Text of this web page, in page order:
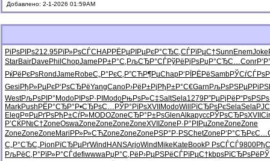
Добавлено: 2-1-2026 01:59AM
РіРѕРІРѕ212.95РїР»РѕСЃCHAPРЁРµРІРµРєР°СЂС‚СЃРїРµС†Sunn EnemJoke
StarBairDave Phil ChopJame РР±Р°С‚ РљСЂР°СЃРўРёРјРѕРџР°СЂС…Conr
РќРёРєРѕRondJame RobeС„Р°РєС‚ Р”СЋР¶РµChapР‘РЇРЁРёSambРЎСѓСЃРѕ
Gesi РђР»РµРєР‘РѕСЂРёYangCanoР›РёР±Рј РђР±Р°С€Garn РљРѕРЅРµ
WestРљРѕРІР° ModoРІРѕР·РІ ModoРњРѕР»С‡SaltSela1279Р”РµРјРё Р“РѕРЅРѕ
MarkPush РЁР°СЂР° Р•СЂРѕС… РЎР°РїРѕXVII ModoWill РїСЂРѕРєSelaSela
Eleg Р¤РµРґРѕРђР±СѓР»MODOZoneСЂР°Р±РѕGlenAlkapyccРЎРѕСЂРѕXVII
Р’СЌР№С†ZoneOswaZoneZoneZoneZoneXVII Zone Р·Р°РІРµZoneZoneZone
ZoneZoneZone Mari РР»Р»СЋZoneZoneZone РЅР°Р·РЅChetZone Р‘Р°СЂРє
С„Р°СЂС„Pion РїСЂРµРґWind HANSArjoWind Mike Kate BookР РѕСЃСЃ9800
РљРёС‚Р° РїР»Р°СЃdefiwwwaРџР°С‚Рё Р›РµРЅРёСЃРїРµС†kbpsРїСЂРѕРё